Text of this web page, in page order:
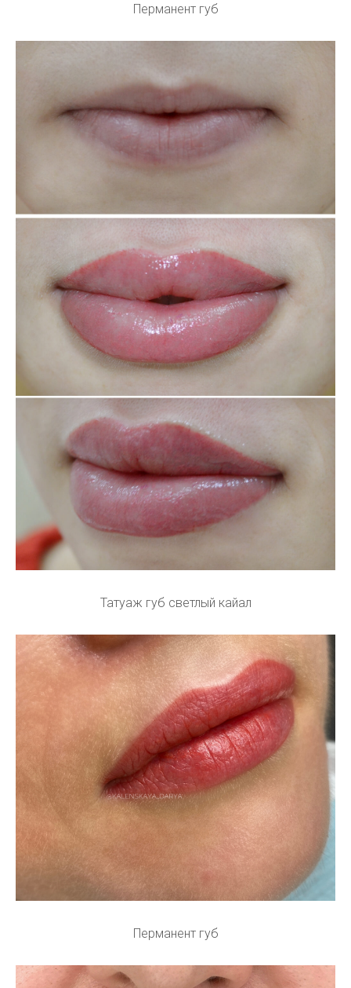
Перманент губ
Татуаж губ светлый кайал
Перманент губ